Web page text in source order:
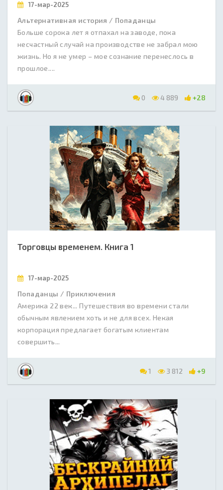
17-мар-2025
Альтернативная история / Попаданцы
Больше сорока лет я отпахал на заводе, пока
несчастный случай на производстве не забрал мою
жизнь. Но я не умер – мое сознание перенеслось в
прошлое....
0 4 889 +28
Торговцы временем. Книга 1
17-мар-2025
Попаданцы / Приключения
Америка 22 век... Путешествия во времени стали
обычным явлением хоть и не для всех. Некая
корпорация предлагает богатым клиентам
совершить...
1 3 812 +9